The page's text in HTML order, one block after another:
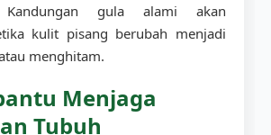
Kandungan gula alami akan
kulit pisang berubah menjadi
menghitam.
Menjaga
Tubuh